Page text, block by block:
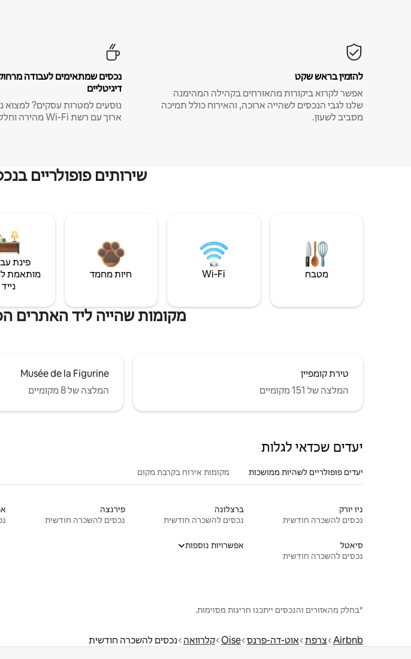
להזמין בראש שקט
אפשר לקרוא ביקורות מהאורחים בקהילה המהימנה
שלנו לגבי הנכסים לשהייה ארוכה, והאירוח כולל תמיכה
מסביב לשעון.
נכסים שמתאימים לעבודה מרחוק
דיגיטליים
נוסעים למטרות עסקים? למצוא
ארוך עם רשת Wi-Fi מהירה וחללי עבודה ייעודיים.
שירותים פופולריים
מטבח Wi‑Fi חיות מחמד
פינת
מותאמת
נייד
מקומות שהייה ליד האתרים
טירת קומפיין
המלצה של 151 מקומיים
Musée de la Figurine
המלצה של 8 מקומיים
יעדים שכדאי לגלות
יעדים פופולריים לשהיות ממושכות מקומות אירוח בקרבת מקום
ניו יורק
נכסים להשכרה חודשית
ברצלונה
נכסים להשכרה חודשית
פירנצה
נכסים להשכרה חודשית
סיאטל
נכסים להשכרה חודשית
אפשרויות נוספות
*בחלק מהאזורים והנכסים ייתכנו חריגות מסוימות.
Airbnb צרפת אוט-דה-פרנס Oise קלרוואה נכסים להשכרה חודשית